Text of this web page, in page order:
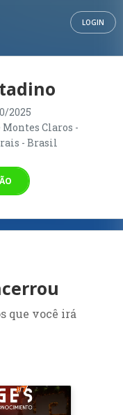
LOGIN
2025
Claros -
- Brasil
que você irá